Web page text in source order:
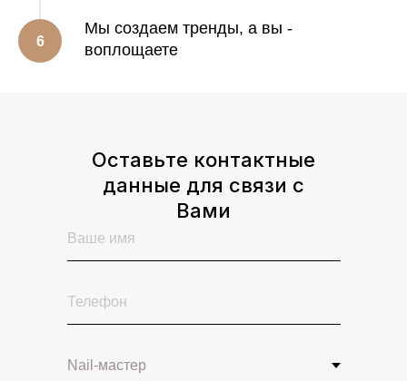
Мы создаем тренды, а вы -
воплощаете
Оставьте контактные
данные для связи с
Вами